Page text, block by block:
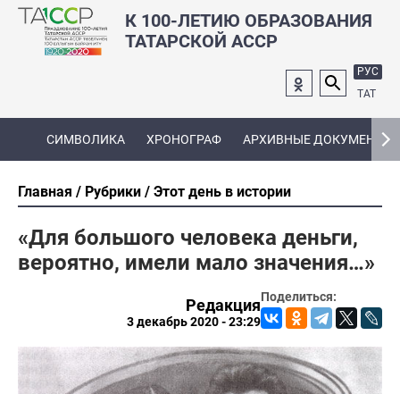
К 100-ЛЕТИЮ ОБРАЗОВАНИЯ
ТАТАРСКОЙ АССР
РУС
ТАТ
СИМВОЛИКА ХРОНОГРАФ АРХИВНЫЕ ДОКУМЕНТЫ
Главная Рубрики Этот день в истории
«Для большого человека деньги,
вероятно, имели мало значения…»
Поделиться:
Редакция
3 декабрь 2020 - 23:29